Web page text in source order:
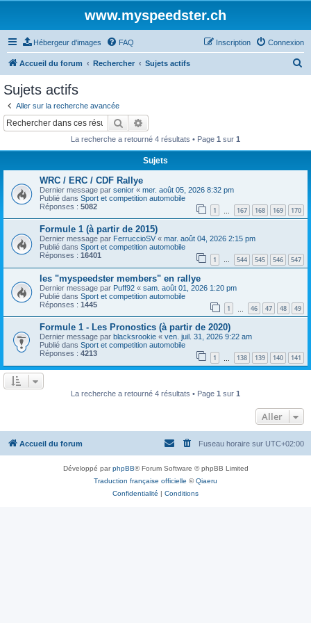
www.myspeedster.ch
Hébergeur d'images FAQ Connexion
Inscription
Accueil du forum Rechercher Sujets actifs
Sujets actifs
Aller sur la recherche avancée
Rechercher
La recherche a retourné 4 résultats • Page 1 sur 1
Sujets
WRC / ERC / CDF Rallye
Dernier message par senior « mer. août 05, 2026 8:32 pm
Publié dans Sport et competition automobile
Réponses : 5082 1 167 168 169 170
Formule 1 (à partir de 2015)
Dernier message par FerruccioSV « mar. août 04, 2026 2:15 pm
Publié dans Sport et competition automobile
Réponses : 16401 1 … 544 545 546 547
les "myspeedster members" en rallye
Dernier message par Puff92 « sam. août 01, 2026 1:20 pm
Publié dans Sport et competition automobile
Réponses : 1445 1 46 47 48 49
Formule 1 - Les Pronostics (à partir de 2020)
Dernier message par blacksrookie « ven. juil. 31, 2026 9:22 am
Publié dans Sport et competition automobile
Réponses : 4213 1 138 139 140 141
La recherche a retourné 4 résultats • Page 1 sur 1
Aller
Accueil du forum Fuseau horaire sur UTC+02:00
Développé parphpBB® Forum Software © phpBB Limited
Traduction française officielle ©Qiaeru
Confidentialité | Conditions